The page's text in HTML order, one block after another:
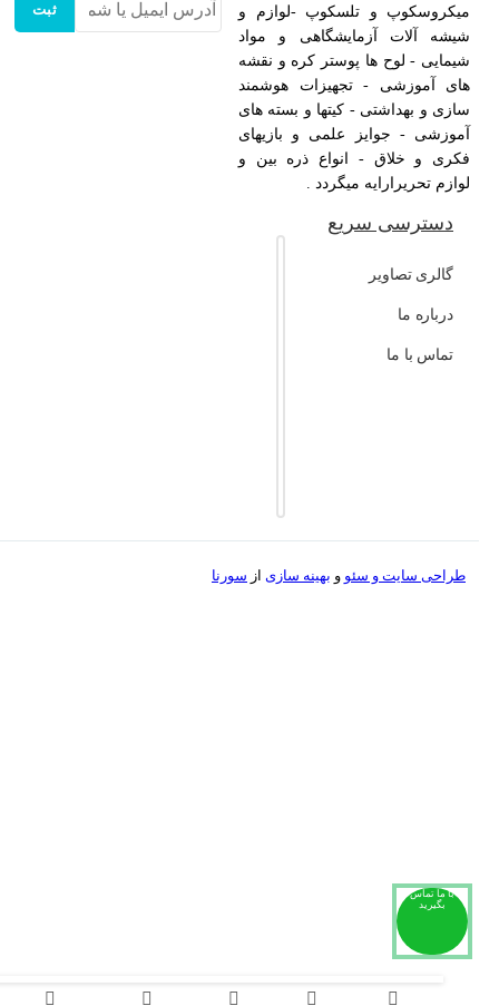
با ما تماس
بگیرید
میکروسکوپ و تلسکوپ -لوازم و
شیشه آلات آزمایشگاهی و مواد
شیمایی - لوح ها پوستر کره و نقشه
های آموزشی - تجهیزات هوشمند
سازی و بهداشتی - کیتها و بسته های
آموزشی - جوایز علمی و بازیهای
فکری و خلاق - انواع ذره بین و
لوازم تحریرارایه میگردد .
دسترسی سریع
گالری تصاویر
درباره ما
تماس با ما
ثبت
طراحی سایت وسئو وبهینه سازیازسورنا